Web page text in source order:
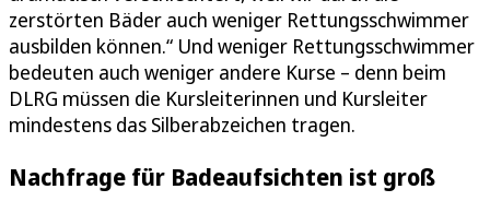
zerstörten Bäder auch weniger Rettungsschwimmer
ausbilden können.“ Und weniger Rettungsschwimmer
bedeuten auch weniger andere Kurse – denn beim
DLRG müssen die Kursleiterinnen und Kursleiter
mindestens das Silberabzeichen tragen.
Nachfrage für Badeaufsichten ist groß